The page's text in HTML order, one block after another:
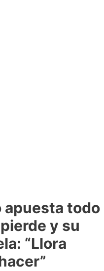
apuesta todo
y su
“Llora